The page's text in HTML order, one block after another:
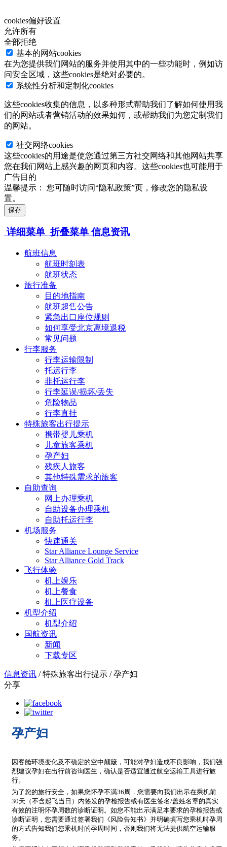
cookies偏好设置
允许所有
全部拒绝
基本的网站cookies
在为您提供我们网站的服务并使用其中的一些功能时，例如访
问安全区域，这些cookies是绝对必要的。
系统性分析和定制化cookies
这些cookies收集的信息，以多种形式帮助我们了解如何使用我
们的网站或者营销活动的效果如何，或帮助我们为您定制我们
的网站。
社交网络cookies
这些cookies的用途是使您通过第三方社交网络和其他网站共享
您在我们网站上感兴趣的网页和内容。这些cookies也可能用于
广告目的
温馨提示：
您可随时访问“隐私政策”页，修改您的隐私设
置。
保存
详细菜单 折叠菜单 信息资讯
航班信息
航班时刻表
航班状态
旅行准备
目的地指南
航班超售公告
紧急出口座位规则
如何享受北京离境退税
常见问题
行李服务
行李运输限制
托运行李
非托运行李
行李延误/损坏/丢失
危险物品
行李直挂
特殊旅客出行提示
携带婴儿乘机
儿童旅客乘机
孕产妇
残疾人旅客
其他特殊需求的旅客
自助查询
网上办理乘机
自助设备办理乘机
自助托运行李
机场服务
快速通关
Star Alliance Lounge Service
Star Alliance Gold Track
飞行体验
机上娱乐
机上餐食
机上医疗设备
机型介绍
机型介绍
国航资讯
新闻
下载专区
信息资讯 / 特殊旅客出行提示 / 孕产妇
分享
孕产妇
因客舱环境变化及不确定的空中颠簸，可能对孕妇造成不良影响，我们强
烈建议孕妇在出行前咨询医生，确认是否适宜通过航空运输工具进行旅
行。
为了您的旅行安全，如果您怀孕不满36周，您需要向我们出示在乘机前
30天（不含起飞当日）内签发的孕检报告或有医生签名/盖姓名章的真实
有效的注明怀孕周数的诊断证明。如您不能出示满足本要求的孕检报告或
诊断证明，您需要通过签署我们《风险告知书》并明确填写您乘机时孕周
的方式告知我们您乘机时的孕周时间，否则我们将无法提供航空运输服
务。